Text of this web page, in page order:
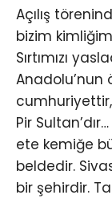
Açılış
bizim
Sırtımızı
Anadolu’nun
cumhuriyettir,
Pir
ete kemiğe
beldedir.
bir şehirdir.